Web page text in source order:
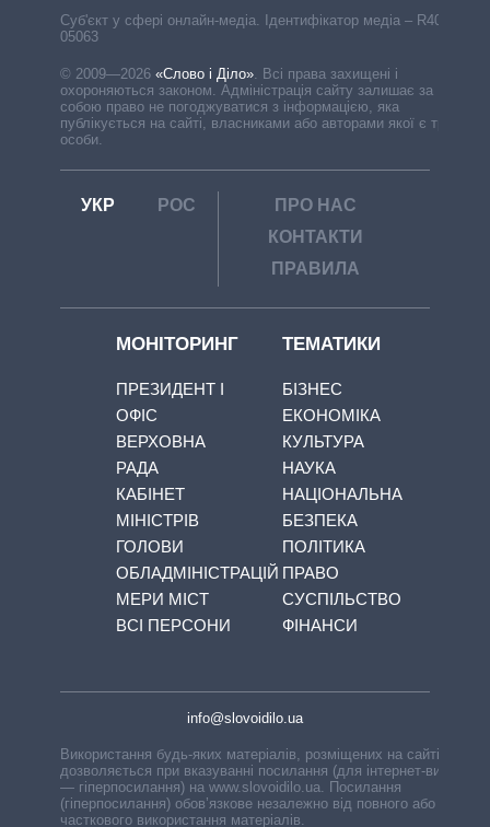
Cуб'єкт у сфері онлайн-медіа. Ідентифікатор медіа – R40-
05063
© 2009—2026 «Слово і Діло». Всі права захищені і
охороняються законом. Адміністрація сайту залишає за
собою право не погоджуватися з інформацією, яка
публікується на сайті, власниками або авторами якої є треті
особи.
УКР РОС
ПРО НАС
КОНТАКТИ
ПРАВИЛА
МОНІТОРИНГ
ПРЕЗИДЕНТ І
ОФІС
ВЕРХОВНА
РАДА
КАБІНЕТ
МІНІСТРІВ
ГОЛОВИ
ОБЛАДМІНІСТРАЦІЙ
МЕРИ МІСТ
ВСІ ПЕРСОНИ
ТЕМАТИКИ
БІЗНЕС
ЕКОНОМІКА
КУЛЬТУРА
НАУКА
НАЦІОНАЛЬНА
БЕЗПЕКА
ПОЛІТИКА
ПРАВО
СУСПІЛЬСТВО
ФІНАНСИ
info@slovoidilo.ua
Використання будь-яких матеріалів, розміщених на сайті,
дозволяється при вказуванні посилання (для інтернет-видань
— гіперпосилання) на www.slovoidilo.ua. Посилання
(гіперпосилання) обов’язкове незалежно від повного або
часткового використання матеріалів.